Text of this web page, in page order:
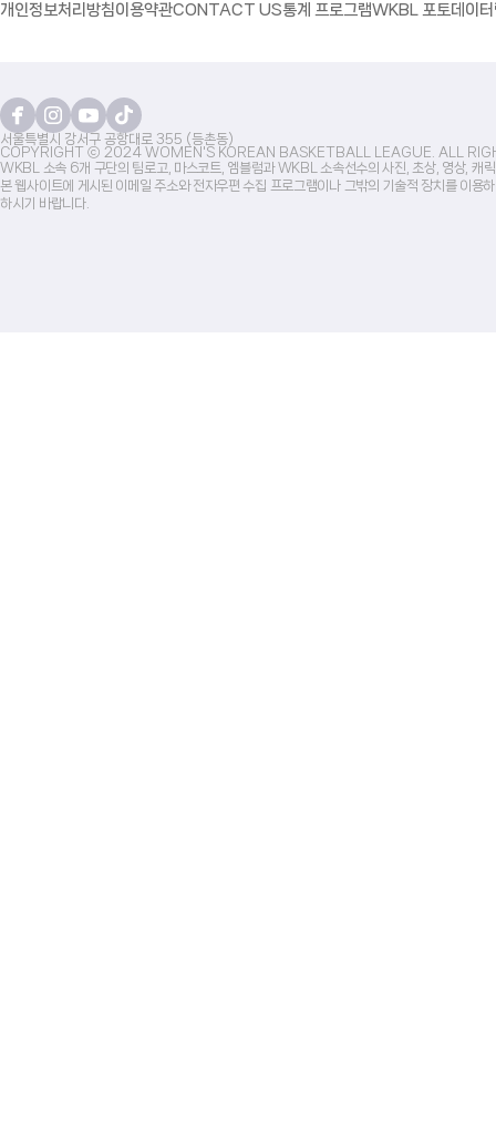
개인정보처리방침이용약관CONTACT US통계 프로그램WKBL 포토데이
서울특별시 강서구 공항대로 355 (등촌동)
COPYRIGHT ⓒ 2024 WOMEN'S KOREAN BASKETBALL LEAGUE. ALL
WKBL 소속 6개 구단의 팀로고, 마스코트, 엠블럼과 WKBL 소속선수의 사진, 초상, 영상, 캐
본 웹사이트에 게시된 이메일 주소와 전자우편 수집 프로그램이나 그밖의 기술적 장치를 이
하시기 바랍니다.